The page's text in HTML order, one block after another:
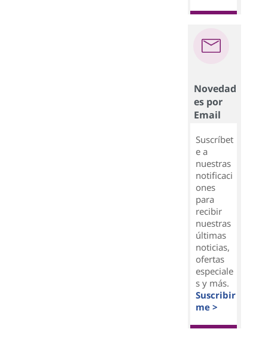
Novedad
es por
Email
Suscríbet
e a
nuestras
notificaci
ones
para
recibir
nuestras
últimas
noticias,
ofertas
especiale
s y más.
Suscribir
me >